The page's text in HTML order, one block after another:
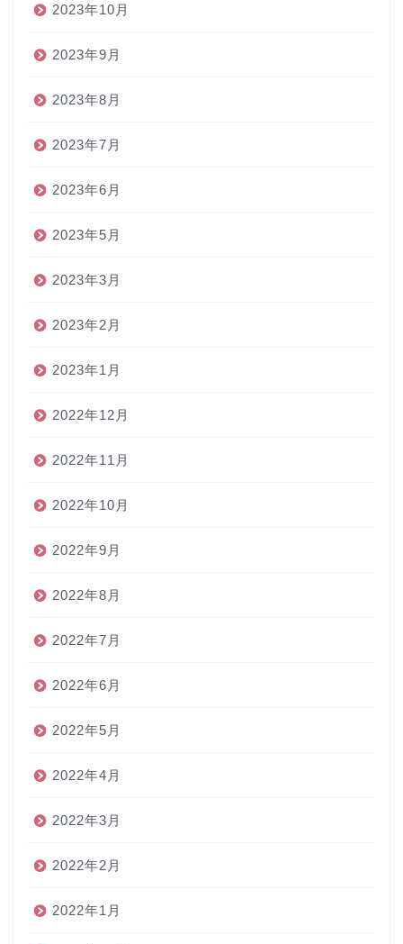
2023年10月
2023年9月
2023年8月
2023年7月
2023年6月
2023年5月
2023年3月
2023年2月
2023年1月
2022年12月
2022年11月
2022年10月
2022年9月
2022年8月
2022年7月
2022年6月
2022年5月
2022年4月
2022年3月
2022年2月
2022年1月